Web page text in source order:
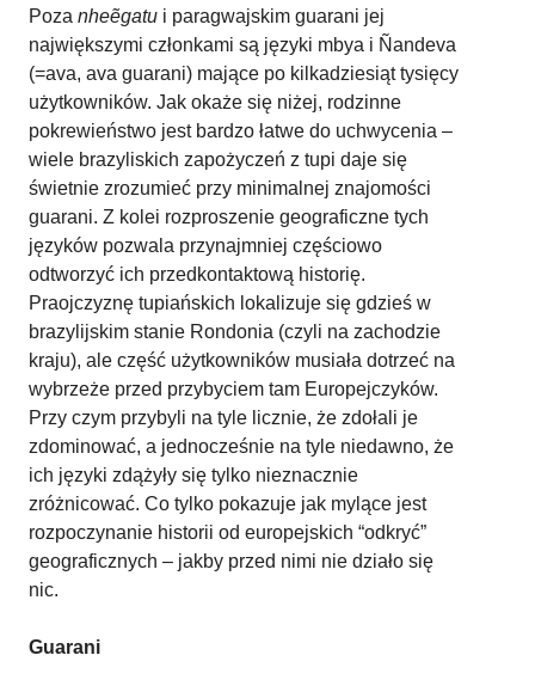
Poza nheẽgatu i paragwajskim guarani jej
największymi członkami są języki mbya i Ñandeva
(=ava, ava guarani) mające po kilkadziesiąt tysięcy
użytkowników. Jak okaże się niżej, rodzinne
pokrewieństwo jest bardzo łatwe do uchwycenia –
wiele brazyliskich zapożyczeń z tupi daje się
świetnie zrozumieć przy minimalnej znajomości
guarani. Z kolei rozproszenie geograficzne tych
języków pozwala przynajmniej częściowo
odtworzyć ich przedkontaktową historię.
Praojczyznę tupiańskich lokalizuje się gdzieś w
brazylijskim stanie Rondonia (czyli na zachodzie
kraju), ale część użytkowników musiała dotrzeć na
wybrzeże przed przybyciem tam Europejczyków.
Przy czym przybyli na tyle licznie, że zdołali je
zdominować, a jednocześnie na tyle niedawno, że
ich języki zdążyły się tylko nieznacznie
zróżnicować. Co tylko pokazuje jak mylące jest
rozpoczynanie historii od europejskich “odkryć”
geograficznych – jakby przed nimi nie działo się
nic.
Guarani